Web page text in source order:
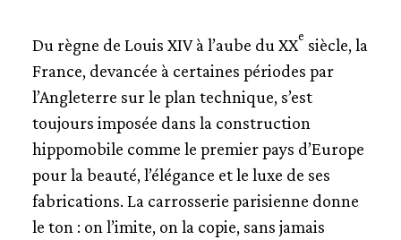
Du règne de Louis XIV à l’aube du XXe siècle, la
France, devancée à certaines périodes par
l’Angleterre sur le plan technique, s’est
toujours imposée dans la construction
hippomobile comme le premier pays d’Europe
pour la beauté, l’élégance et le luxe de ses
fabrications. La carrosserie parisienne donne
le ton : on l’imite, on la copie, sans jamais